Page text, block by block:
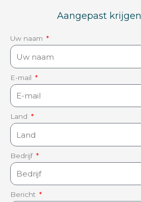
Aangepast krijgen
Uw naam
E-mail
Land
Bedrijf
Bericht